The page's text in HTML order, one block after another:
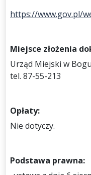
https://www.gov.pl/
Miejsce złożenia
Urząd Miejski w
tel. 87-55-213
Opłaty:
Nie dotyczy.
Podstawa prawna: